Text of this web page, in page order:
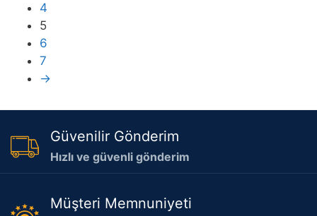
4
5
6
7
→
Güvenilir Gönderim
Hızlı ve güvenli gönderim
Müşteri Memnuniyeti